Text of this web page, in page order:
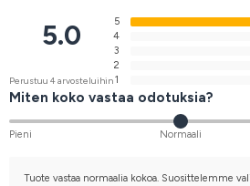
5.0
Perustuu 4 arvosteluihin
5
4
3
2
1
Miten koko vastaa odotuksia?
Pieni Normaali
Tuote vastaa normaalia kokoa. Suosittelemme